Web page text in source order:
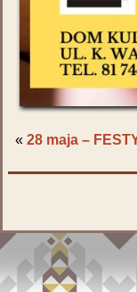
« 28 maja –